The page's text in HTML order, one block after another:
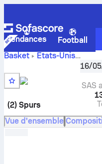
Tendances Football
Basket
États-Unis
Western
Minnesota Timberwolves
résultats en direct,
16/
(2) Spurs
SAS
Vue d'ensemble